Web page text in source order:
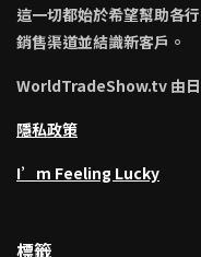
這一切都始於希望幫助各
銷售渠道並結識新客戶。
WorldTradeShow.tv 由日
隱私政策
I’m Feeling Lucky
標籤